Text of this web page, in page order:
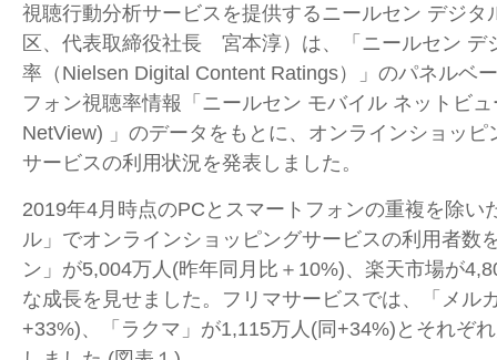
視聴行動分析サービスを提供するニールセン デジタ
区、代表取締役社長 宮本淳）は、「ニールセン デ
率（Nielsen Digital Content Ratings）」のパネルベ
フォン視聴率情報「ニールセン モバイル ネットビ
NetView) 」のデータをもとに、オンラインショッピ
サービスの利用状況を発表しました。
2019年4月時点のPCとスマートフォンの重複を除い
ル」でオンラインショッピングサービスの利用者数
ン」が5,004万人(昨年同月比＋10%)、楽天市場が
な成長を見せました。フリマサービスでは、「メル
+33%)、「ラクマ」が1,115万人(同+34%)とそれぞ